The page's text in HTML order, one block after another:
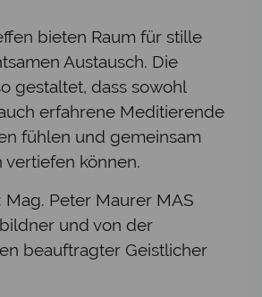
bieten Raum für stille
Austausch. Die
gestaltet, dass sowohl
erfahrene Meditierende
fühlen und gemeinsam
vertiefen können.
Mag. Peter Maurer MAS
und von der
beauftragter Geistlicher